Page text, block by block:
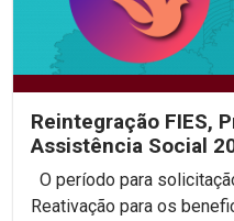
Reintegração FIES,
Assistência Social
Reativação para os